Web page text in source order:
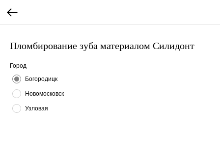
Пломбирование зуба материалом Силидонт
Город
Богородицк
Новомосковск
Узловая